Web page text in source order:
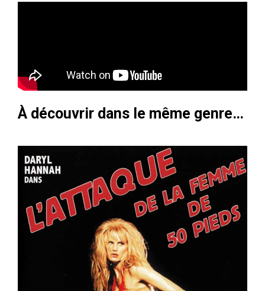
À découvrir dans le même genre…